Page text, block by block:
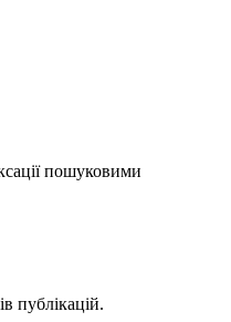
пошуковими
публікацій.